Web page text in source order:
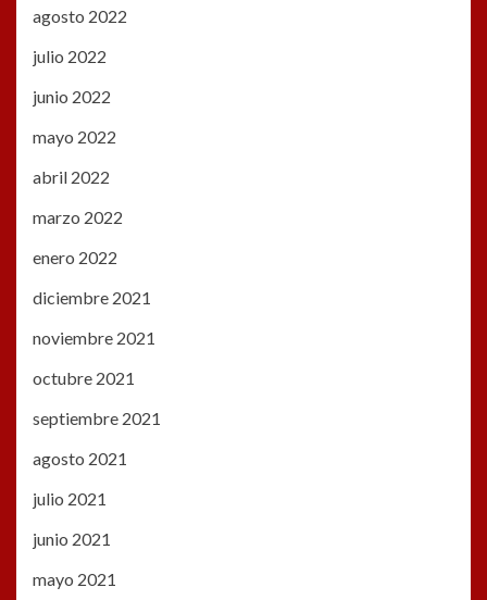
agosto 2022
julio 2022
junio 2022
mayo 2022
abril 2022
marzo 2022
enero 2022
diciembre 2021
noviembre 2021
octubre 2021
septiembre 2021
agosto 2021
julio 2021
junio 2021
mayo 2021